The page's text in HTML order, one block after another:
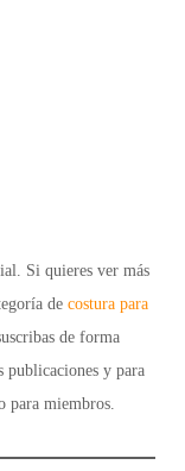
Si quieres ver más
de costura para
de forma
publicaciones y para
para miembros.